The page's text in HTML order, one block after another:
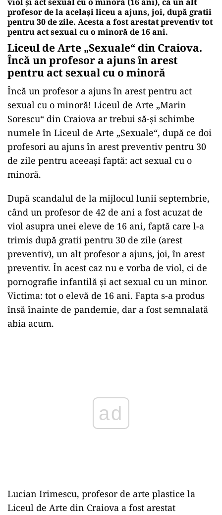
profesor de la același liceu a ajuns, joi, după gratii
pentru 30 de zile. Acesta a fost arestat preventiv tot
pentru act sexual cu o minoră de 16 ani.
Liceul de Arte „Sexuale“ din Craiova.
Încă un profesor a ajuns în arest
pentru act sexual cu o minoră
Încă un profesor a ajuns în arest pentru act
sexual cu o minoră! Liceul de Arte „Marin
Sorescu“ din Craiova ar trebui să-și schimbe
numele în Liceul de Arte „Sexuale“, după ce doi
profesori au ajuns în arest preventiv pentru 30
de zile pentru aceeași faptă: act sexual cu o
minoră.
După scandalul de la mijlocul lunii septembrie,
când un profesor de 42 de ani a fost acuzat de
viol asupra unei eleve de 16 ani, faptă care l-a
trimis după gratii pentru 30 de zile (arest
preventiv), un alt profesor a ajuns, joi, în arest
preventiv. În acest caz nu e vorba de viol, ci de
pornografie infantilă și act sexual cu un minor.
Victima: tot o elevă de 16 ani. Fapta s-a produs
însă înainte de pandemie, dar a fost semnalată
abia acum.
Lucian Irimescu, profesor de arte plastice la
Liceul de Arte din Craiova a fost arestat